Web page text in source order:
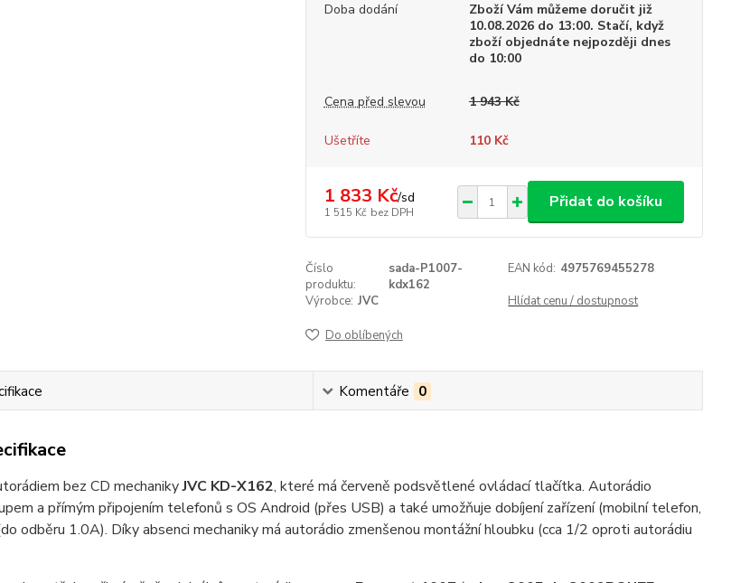
Doba dodání
Zboží Vám můžeme doručit již
10.08.2026 do 13:00. Stačí, když
zboží objednáte nejpozději dnes
do 10:00
Cena před slevou 1 943 Kč
Ušetříte 110 Kč
1 833 Kč/sd
1 515 Kč bez DPH
Přidat do košíku
Číslo
produktu:
sada-P1007-
kdx162
EAN kód: 4975769455278
Výrobce: JVC Hlídat cenu / dostupnost
Do oblíbených
Komentáře 0
bez CD mechanikyJVC KD-X162, které má červeně podsvětlené ovládací tlačítka. Autorádio
a přímým připojením telefonů s OS Android (přes USB) a také umožňuje dobíjení zařízení (mobilní telefon,
odběru 1.0A). Díky absenci mechaniky má autorádio zmenšenou montážní hloubku (cca 1/2 oproti autorádiu